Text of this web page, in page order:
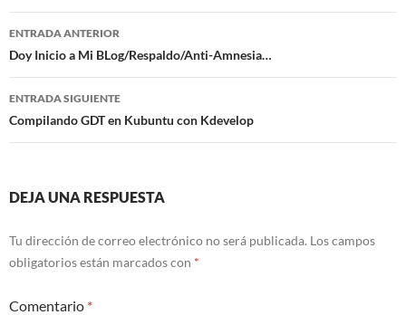
Navegación
de
entradas
ENTRADA ANTERIOR
Doy Inicio a Mi BLog/Respaldo/Anti-Amnesia…
ENTRADA SIGUIENTE
Compilando GDT en Kubuntu con Kdevelop
DEJA UNA RESPUESTA
Tu dirección de correo electrónico no será publicada. Los campos
obligatorios están marcados con *
Comentario *